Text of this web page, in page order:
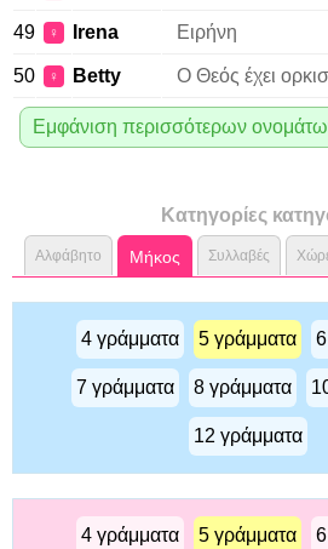
49 ♀ Irena Ειρήνη
50 ♀ Betty Ο Θεός έχει
Εμφάνιση περισσότερων
Κατηγορίες
Αλφάβητο Μήκος Συλλαβές
4 γράμματα 5 γράμματα
7 γράμματα 8 γράμματα
12 γράμματα
4 γράμματα 5 γράμματα